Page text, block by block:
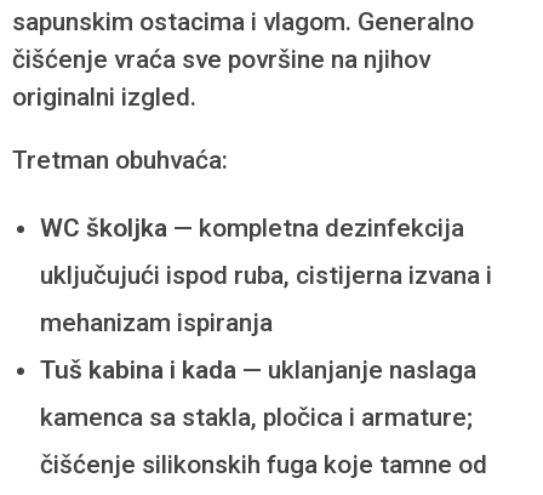
sapunskim ostacima i vlagom. Generalno
čišćenje vraća sve površine na njihov
originalni izgled.
Tretman obuhvaća:
WC školjka — kompletna dezinfekcija
uključujući ispod ruba, cistijerna izvana i
mehanizam ispiranja
Tuš kabina i kada — uklanjanje naslaga
kamenca sa stakla, pločica i armature;
čišćenje silikonskih fuga koje tamne od